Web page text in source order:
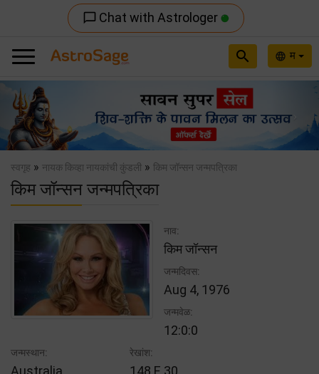
chat_bubble_outline Chat with Astrologer
language म
search
Previous
स्वगृह » नायक किव्हा नायकांची कुंडली » किम जॉन्सन जन्मपत्रिका
किम जॉन्सन जन्मपत्रिका
नाव:
किम जॉन्सन
जन्मदिवस:
Aug 4, 1976
जन्मवेळ:
12:0:0
जन्मस्थान:
Australia
रेखांश:
148 E 30